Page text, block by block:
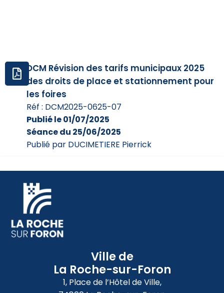
DCM Révision des tarifs municipaux 2025
des droits de place et stationnement pour
les foires
Réf : DCM2025-0625-07
Publié le 01/07/2025
Séance du 25/06/2025
Publié par DUCIMETIERE Pierrick
Ville de
La Roche-sur-Foron
1, Place de l’Hôtel de Ville,